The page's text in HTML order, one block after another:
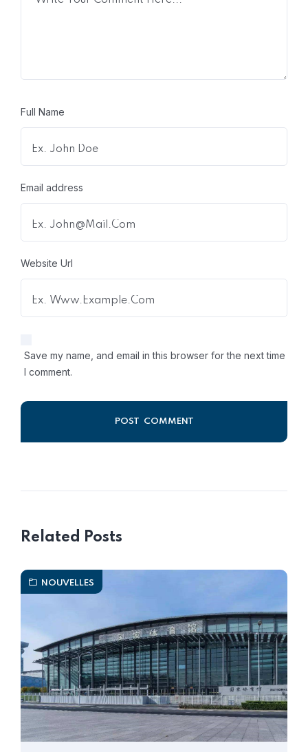
Full Name
Email address
Website Url
Save my name, and email in this browser for the next time
I comment.
Related Posts
NOUVELLES